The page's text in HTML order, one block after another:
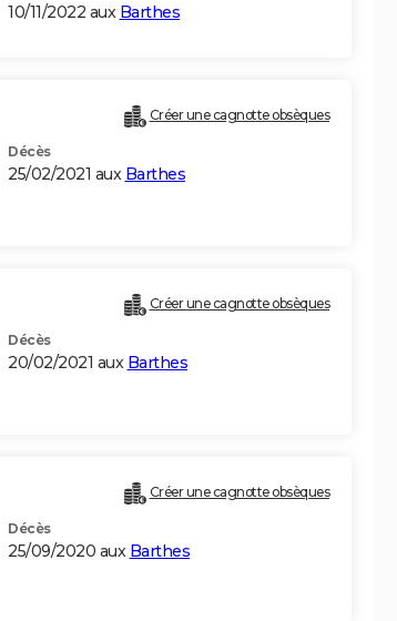
10/11/2022 aux Barthes
Créer une cagnotte obsèques
Décès
25/02/2021 aux Barthes
Créer une cagnotte obsèques
Décès
20/02/2021 aux Barthes
Créer une cagnotte obsèques
Décès
25/09/2020 aux Barthes